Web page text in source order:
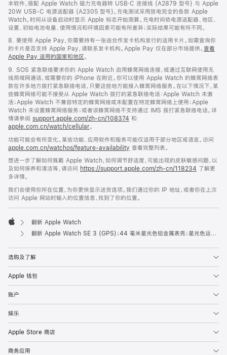
本软件，搭配 Apple Watch 磁力充电器转 USB‑C 连接线 (A2879 型号) 与 Apple
20W USB-C 电源适配器 (A2305 型号)。充电测试采用放电完全的各款 Apple
Watch。时间从设备启动时显示 Apple 标志开始测算。充电时间依电源适配器、地区、
设置、初始电池电量、使用情况和环境因素可能有所差异；实际结果可能有所不同。
8. 要使用 Apple Pay，你需要持有一张由合作发卡机构发行的适用卡片。如需查询你
的卡片是否支持 Apple Pay，请联系发卡机构。Apple Pay 仅在部分市场提供。 查看
Apple Pay 适用的国家和地区 。
9. SOS 紧急联络要求你的 Apple Watch 启用蜂窝网络连接，或通过互联网使用无
线局域网通话，或需要你的 iPhone 在附近。你可以使用 Apple Watch 的蜂窝网络表
款在许多地方拨打紧急联络电话，只要这些地方能接入蜂窝网络服务。在以下情况下，某
些蜂窝网络可能不接受从 Apple Watch 拨打的紧急联络电话：Apple Watch 未激
活；Apple Watch 不兼容特定的蜂窝网络或未配置在特定蜂窝网络上使用；Apple
Watch 未设置蜂窝网络服务；或者该蜂窝网络不支持通过 IMS 拨打紧急联络电话。详
情请参阅 support.apple.com/zh-cn/108374 和
apple.com.cn/watch/cellular。
功能可能会有所变化。某些功能、应用软件和服务可能仅适用于部分地区或语言。访问
apple.com.cn/watchos/feature-availability 查看完整列表。
想进一步了解如何佩戴 Apple Watch，如何调节舒适度，可能出现的皮肤敏感问题，以
及如何保养和清洁等，请访问 https://support.apple.com/zh-cn/118234 了解更
多详情。
我们会使用你所在位置，为你更快显示送货选项。我们通过你的 IP 地址，或者你在上次
访问 Apple 网站时输入的位置信息，找到了你的位置。
Apple
翻新 Apple Watch
翻新 Apple Watch SE 3 (GPS)；44 毫米星光色铝金属表壳；星光色运动型表带 (M/L 号)
选购及了解
Apple 钱包
账户
娱乐
Apple Store 商店
商务应用